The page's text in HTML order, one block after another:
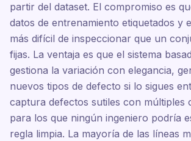
partir del dataset. El compromiso es
datos de entrenamiento etiquetados y
más difícil de inspeccionar que un
fijas. La ventaja es que el sistema
gestiona la variación con elegancia,
nuevos tipos de defecto si lo sigues
captura defectos sutiles con múltiples
para los que ningún ingeniero podría
regla limpia. La mayoría de las líneas